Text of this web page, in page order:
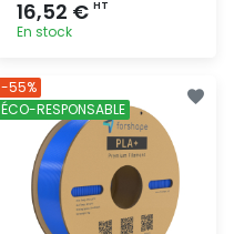
16,52 € HT
En stock
rapide
-55%
ÉCO-RESPONSABLE